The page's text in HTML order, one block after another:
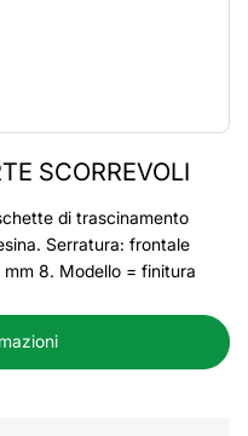
SCORREVOLI
di trascinamento
Serratura: frontale
8. Modello = finitura